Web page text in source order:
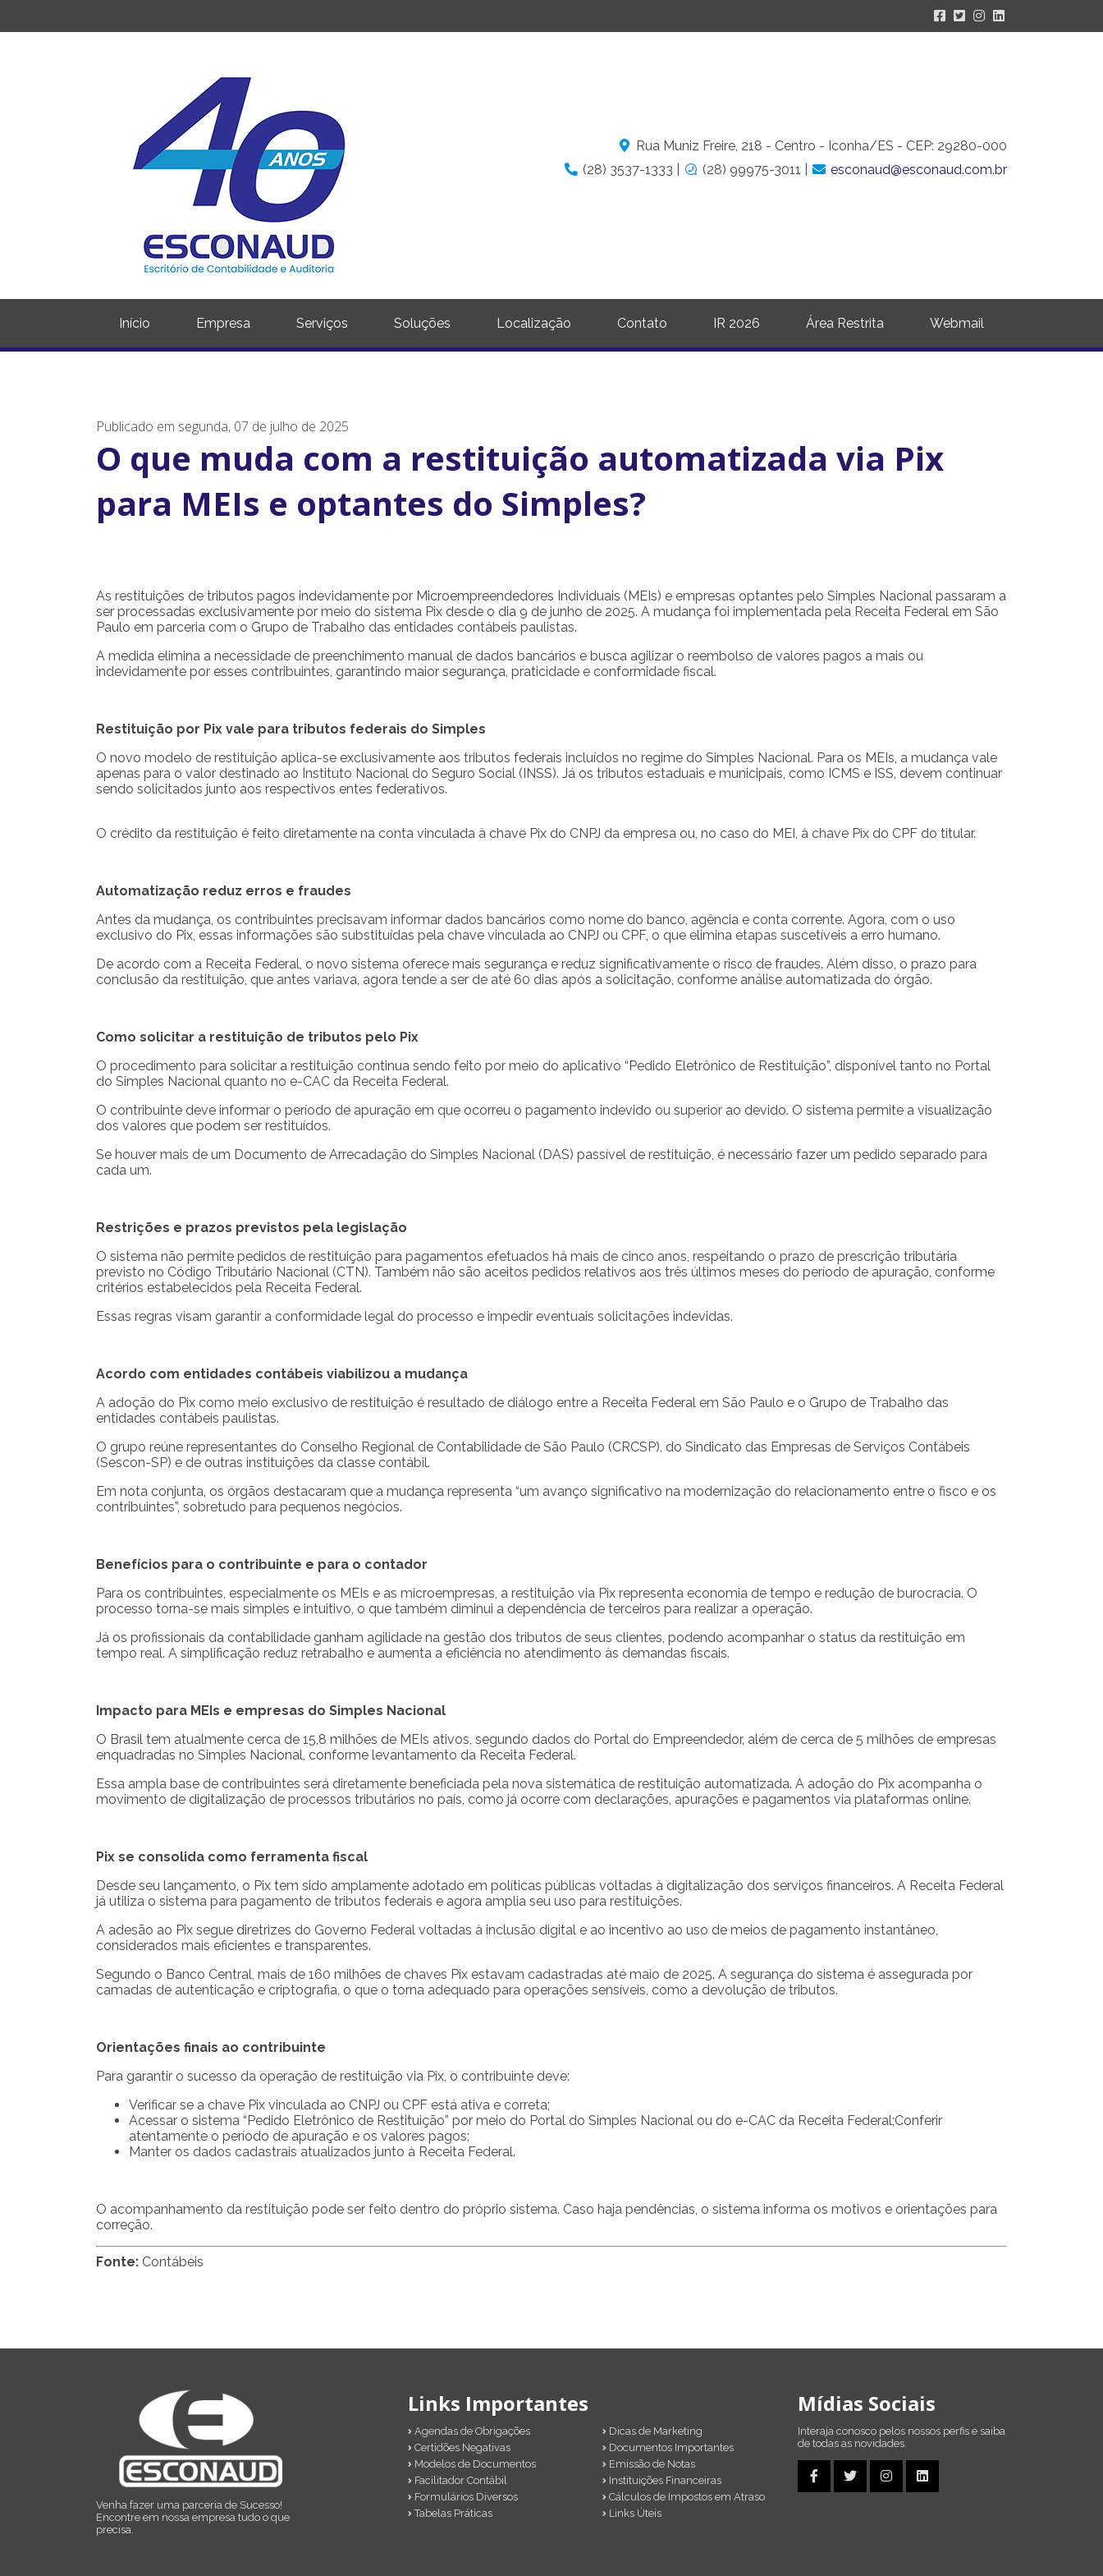
Rua Muniz Freire, 218 - Centro - Iconha/ES - CEP: 29280-000
(28) 3537-1333 |
(28) 99975-3011 | esconaud@esconaud.com.br
Início Empresa Serviços Soluções Localização Contato IR 2026 Área Restrita Webmail
Publicado em segunda, 07 de julho de 2025
O que muda com a restituição automatizada via Pix
para MEIs e optantes do Simples?
As restituições de tributos pagos indevidamente por Microempreendedores Individuais (MEIs) e empresas optantes pelo Simples Nacional passaram a
ser processadas exclusivamente por meio do sistema Pix desde o dia 9 de junho de 2025. A mudança foi implementada pela Receita Federal em São
Paulo em parceria com o Grupo de Trabalho das entidades contábeis paulistas.
A medida elimina a necessidade de preenchimento manual de dados bancários e busca agilizar o reembolso de valores pagos a mais ou
indevidamente por esses contribuintes, garantindo maior segurança, praticidade e conformidade fiscal.
Restituição por Pix vale para tributos federais do Simples
O novo modelo de restituição aplica-se exclusivamente aos tributos federais incluídos no regime do Simples Nacional. Para os MEIs, a mudança vale
apenas para o valor destinado ao Instituto Nacional do Seguro Social (INSS). Já os tributos estaduais e municipais, como ICMS e ISS, devem continuar
sendo solicitados junto aos respectivos entes federativos.
O crédito da restituição é feito diretamente na conta vinculada à chave Pix do CNPJ da empresa ou, no caso do MEI, à chave Pix do CPF do titular.
Automatização reduz erros e fraudes
Antes da mudança, os contribuintes precisavam informar dados bancários como nome do banco, agência e conta corrente. Agora, com o uso
exclusivo do Pix, essas informações são substituídas pela chave vinculada ao CNPJ ou CPF, o que elimina etapas suscetíveis a erro humano.
De acordo com a Receita Federal, o novo sistema oferece mais segurança e reduz significativamente o risco de fraudes. Além disso, o prazo para
conclusão da restituição, que antes variava, agora tende a ser de até 60 dias após a solicitação, conforme análise automatizada do órgão.
Como solicitar a restituição de tributos pelo Pix
O procedimento para solicitar a restituição continua sendo feito por meio do aplicativo “Pedido Eletrônico de Restituição”, disponível tanto no Portal
do Simples Nacional quanto no e-CAC da Receita Federal.
O contribuinte deve informar o período de apuração em que ocorreu o pagamento indevido ou superior ao devido. O sistema permite a visualização
dos valores que podem ser restituídos.
Se houver mais de um Documento de Arrecadação do Simples Nacional (DAS) passível de restituição, é necessário fazer um pedido separado para
cada um.
Restrições e prazos previstos pela legislação
O sistema não permite pedidos de restituição para pagamentos efetuados há mais de cinco anos, respeitando o prazo de prescrição tributária
previsto no Código Tributário Nacional (CTN). Também não são aceitos pedidos relativos aos três últimos meses do período de apuração, conforme
critérios estabelecidos pela Receita Federal.
Essas regras visam garantir a conformidade legal do processo e impedir eventuais solicitações indevidas.
Acordo com entidades contábeis viabilizou a mudança
A adoção do Pix como meio exclusivo de restituição é resultado de diálogo entre a Receita Federal em São Paulo e o Grupo de Trabalho das
entidades contábeis paulistas.
O grupo reúne representantes do Conselho Regional de Contabilidade de São Paulo (CRCSP), do Sindicato das Empresas de Serviços Contábeis
(Sescon-SP) e de outras instituições da classe contábil.
Em nota conjunta, os órgãos destacaram que a mudança representa “um avanço significativo na modernização do relacionamento entre o fisco e os
contribuintes”, sobretudo para pequenos negócios.
Benefícios para o contribuinte e para o contador
Para os contribuintes, especialmente os MEIs e as microempresas, a restituição via Pix representa economia de tempo e redução de burocracia. O
processo torna-se mais simples e intuitivo, o que também diminui a dependência de terceiros para realizar a operação.
Já os profissionais da contabilidade ganham agilidade na gestão dos tributos de seus clientes, podendo acompanhar o status da restituição em
tempo real. A simplificação reduz retrabalho e aumenta a eficiência no atendimento às demandas fiscais.
Impacto para MEIs e empresas do Simples Nacional
O Brasil tem atualmente cerca de 15,8 milhões de MEIs ativos, segundo dados do Portal do Empreendedor, além de cerca de 5 milhões de empresas
enquadradas no Simples Nacional, conforme levantamento da Receita Federal.
Essa ampla base de contribuintes será diretamente beneficiada pela nova sistemática de restituição automatizada. A adoção do Pix acompanha o
movimento de digitalização de processos tributários no país, como já ocorre com declarações, apurações e pagamentos via plataformas online.
Pix se consolida como ferramenta fiscal
Desde seu lançamento, o Pix tem sido amplamente adotado em políticas públicas voltadas à digitalização dos serviços financeiros. A Receita Federal
já utiliza o sistema para pagamento de tributos federais e agora amplia seu uso para restituições.
A adesão ao Pix segue diretrizes do Governo Federal voltadas à inclusão digital e ao incentivo ao uso de meios de pagamento instantâneo,
considerados mais eficientes e transparentes.
Segundo o Banco Central, mais de 160 milhões de chaves Pix estavam cadastradas até maio de 2025. A segurança do sistema é assegurada por
camadas de autenticação e criptografia, o que o torna adequado para operações sensíveis, como a devolução de tributos.
Orientações finais ao contribuinte
Para garantir o sucesso da operação de restituição via Pix, o contribuinte deve:
Verificar se a chave Pix vinculada ao CNPJ ou CPF está ativa e correta;
Acessar o sistema “Pedido Eletrônico de Restituição” por meio do Portal do Simples Nacional ou do e-CAC da Receita Federal;Conferir
atentamente o período de apuração e os valores pagos;
Manter os dados cadastrais atualizados junto à Receita Federal.
O acompanhamento da restituição pode ser feito dentro do próprio sistema. Caso haja pendências, o sistema informa os motivos e orientações para
correção.
Fonte: Contábeis
Venha fazer uma parceria de Sucesso!
Encontre em nossa empresa tudo o que
precisa.
Links Importantes
Agendas de Obrigações
Certidões Negativas
Modelos de Documentos
Facilitador Contábil
Formulários Diversos
Tabelas Práticas
Dicas de Marketing
Documentos Importantes
Emissão de Notas
Instituições Financeiras
Cálculos de Impostos em Atraso
Links Úteis
Mídias Sociais
Interaja conosco pelos nossos perfis e saiba
de todas as novidades.